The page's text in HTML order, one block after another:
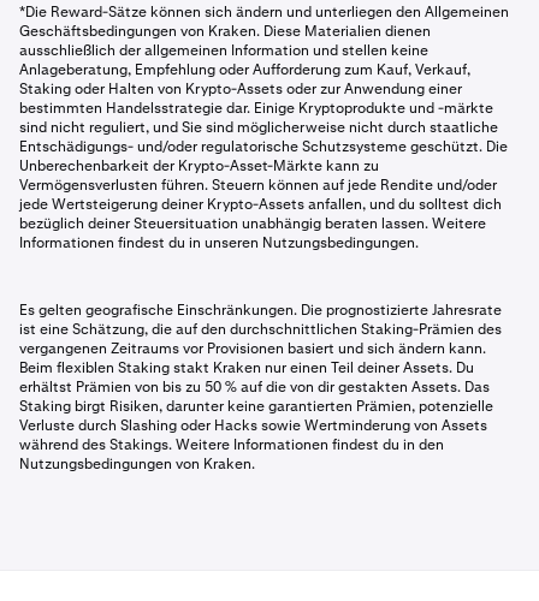
*Die Reward-Sätze können sich ändern und unterliegen den Allgemeinen
Geschäftsbedingungen von Kraken. Diese Materialien dienen
ausschließlich der allgemeinen Information und stellen keine
Anlageberatung, Empfehlung oder Aufforderung zum Kauf, Verkauf,
Staking oder Halten von Krypto-Assets oder zur Anwendung einer
bestimmten Handelsstrategie dar. Einige Kryptoprodukte und -märkte
sind nicht reguliert, und Sie sind möglicherweise nicht durch staatliche
Entschädigungs- und/oder regulatorische Schutzsysteme geschützt. Die
Unberechenbarkeit der Krypto-Asset-Märkte kann zu
Vermögensverlusten führen. Steuern können auf jede Rendite und/oder
jede Wertsteigerung deiner Krypto-Assets anfallen, und du solltest dich
bezüglich deiner Steuersituation unabhängig beraten lassen. Weitere
Informationen findest du in unseren Nutzungsbedingungen.
Es gelten geografische Einschränkungen. Die prognostizierte Jahresrate
ist eine Schätzung, die auf den durchschnittlichen Staking-Prämien des
vergangenen Zeitraums vor Provisionen basiert und sich ändern kann.
Beim flexiblen Staking stakt Kraken nur einen Teil deiner Assets. Du
erhältst Prämien von bis zu 50 % auf die von dir gestakten Assets. Das
Staking birgt Risiken, darunter keine garantierten Prämien, potenzielle
Verluste durch Slashing oder Hacks sowie Wertminderung von Assets
während des Stakings. Weitere Informationen findest du in den
Nutzungsbedingungen von Kraken.